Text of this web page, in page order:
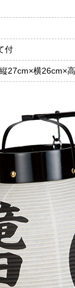
付
27cm×横26cm×